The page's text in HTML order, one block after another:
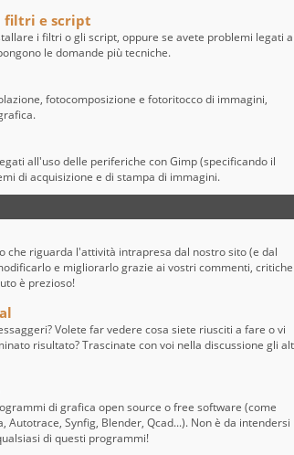
filtri e script
i filtri o gli script, oppure se avete problemi legati
le domande più tecniche.
fotocomposizione e fotoritocco di immagini,
all'uso delle periferiche con Gimp (specificando il
di acquisizione e di stampa di immagini.
che riguarda l'attività intrapresa dal nostro sito (e dal
e migliorarlo grazie ai vostri commenti,
è prezioso!
Volete far vedere cosa siete riusciti a fare o vi
risultato? Trascinate con voi nella discussione gli
di grafica open source o free software (come
Autotrace, Synfig, Blender, Qcad...). Non è da intendersi
di questi programmi!